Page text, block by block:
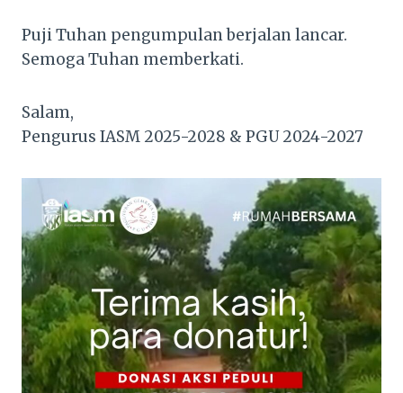
Puji Tuhan pengumpulan berjalan lancar.
Semoga Tuhan memberkati.
Salam,
Pengurus IASM 2025-2028 & PGU 2024-2027